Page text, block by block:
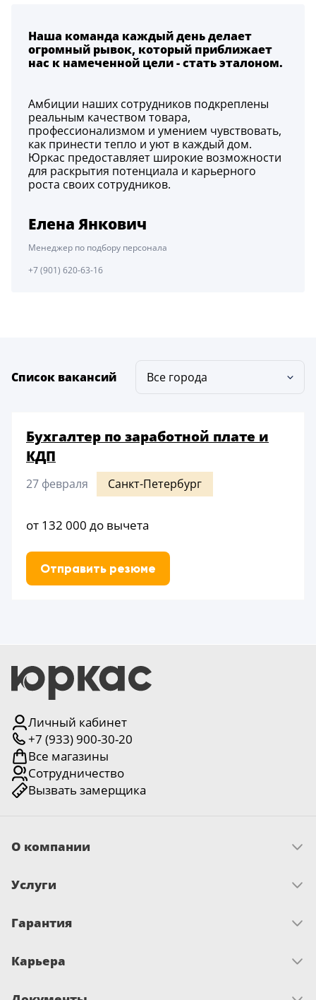
Наша команда каждый день делает
огромный рывок, который приближает
нас к намеченной цели - стать эталоном.
Амбиции наших сотрудников подкреплены
реальным качеством товара,
профессионализмом и умением чувствовать,
как принести тепло и уют в каждый дом.
Юркас предоставляет широкие возможности
для раскрытия потенциала и карьерного
роста своих сотрудников.
Елена Янкович
Менеджер по подбору персонала
+7 (901) 620-63-16
Список вакансий Все города
Бухгалтер по заработной плате и
КДП
27 февраля Санкт-Петербург
от 132 000 до вычета
Отправить резюме
Личный кабинет
+7 (933) 900-30-20
Все магазины
Сотрудничество
Вызвать замерщика
О компании
Миссия и ценности
Новости
Услуги
Замер
Гарантия
Сертификаты
Карьера